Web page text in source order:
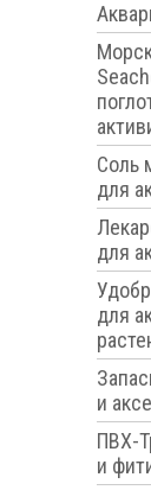
Соль
для
для
для
и
ПВХ-
и